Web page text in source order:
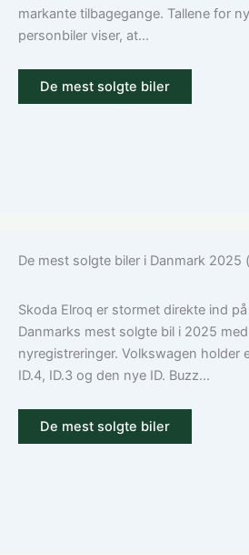
kasko
markante tilbagegange. Tallene for
personbiler viser, at...
De mest solgte biler
De mest solgte biler i Danmark 2025
Skoda Elroq er stormet direkte ind
Danmarks mest solgte bil i 2025
nyregistreringer. Volkswagen
ID.4, ID.3 og den nye ID. Buzz...
De mest solgte biler